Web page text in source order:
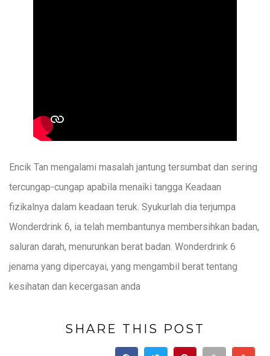
Encik Tan mengalami masalah jantung tersumbat dan sering
tercungap-cungap apabila menaiki tangga Keadaan
fizikalnya dalam keadaan teruk. Syukurlah dia terjumpa
Wonderdrink 6, ia telah membantunya membersihkan badan,
saluran darah, menurunkan berat badan. Wonderdrink 6
jenama yang dipercayai, yang mengambil berat tentang
kesihatan dan kecergasan anda
SHARE THIS POST